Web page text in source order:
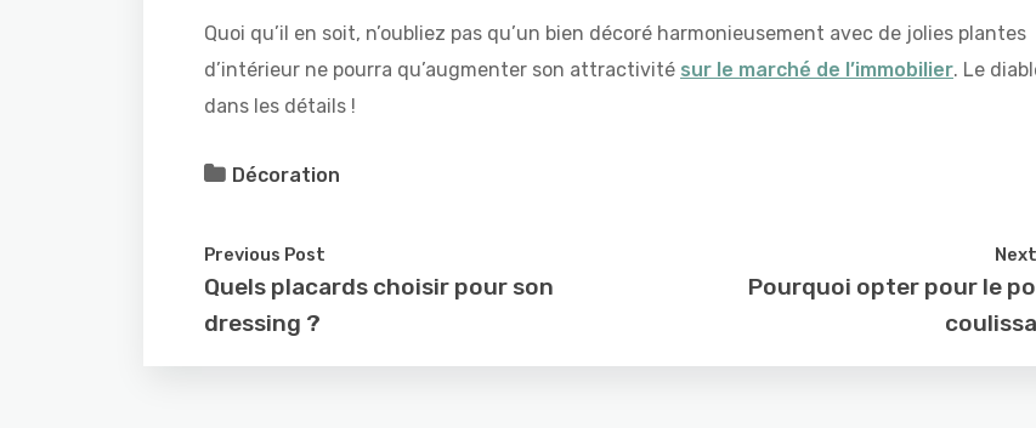
Quoi qu’il en soit, n’oubliez pas qu’un bien décoré harmonieusement avec de jolies plantes
d’intérieur ne pourra qu’augmenter son attractivité sur le marché de l’immobilier. Le
dans les détails !
Décoration
Previous Post
Quels placards choisir pour son
dressing ?
Pourquoi opter pour le